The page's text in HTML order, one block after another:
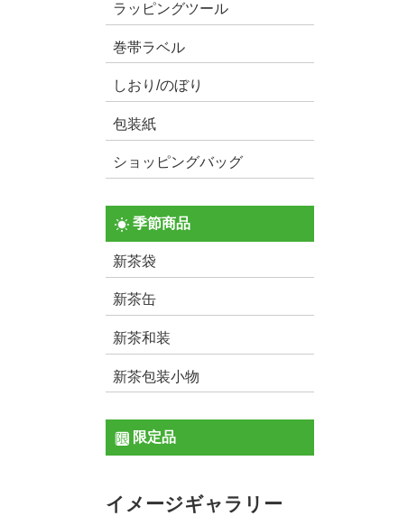
ラッピングツール
巻帯ラベル
しおり/のぼり
包装紙
ショッピングバッグ
季節商品
新茶袋
新茶缶
新茶和装
新茶包装小物
限定品
イメージギャラリー